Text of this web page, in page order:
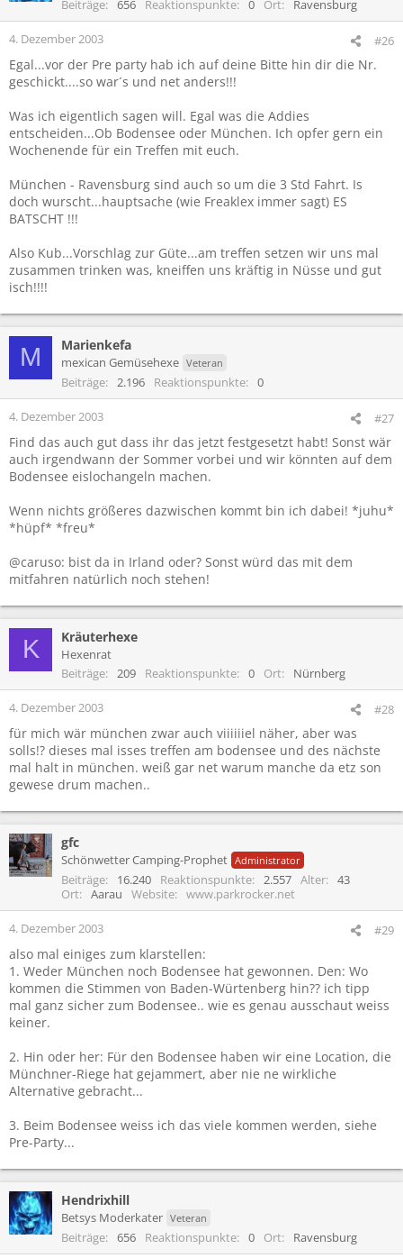
Beiträge 656 Reaktionspunkte 0 Ort Ravensburg
4. Dezember 2003 #26
Egal...vor der Pre party hab ich auf deine Bitte hin dir die Nr.
geschickt....so war´s und net anders!!!
Was ich eigentlich sagen will. Egal was die Addies
entscheiden...Ob Bodensee oder München. Ich opfer gern ein
Wochenende für ein Treffen mit euch.
München - Ravensburg sind auch so um die 3 Std Fahrt. Is
doch wurscht...hauptsache (wie Freaklex immer sagt) ES
BATSCHT !!!
Also Kub...Vorschlag zur Güte...am treffen setzen wir uns mal
zusammen trinken was, kneiffen uns kräftig in Nüsse und gut
isch!!!!
M Marienkefa
mexican Gemüsehexe Veteran
Beiträge 2.196 Reaktionspunkte 0
4. Dezember 2003 #27
Find das auch gut dass ihr das jetzt festgesetzt habt! Sonst wär
auch irgendwann der Sommer vorbei und wir könnten auf dem
Bodensee eislochangeln machen.
Wenn nichts größeres dazwischen kommt bin ich dabei! *juhu*
*hüpf* *freu*
@caruso: bist da in Irland oder? Sonst würd das mit dem
mitfahren natürlich noch stehen!
K Kräuterhexe
Hexenrat
Beiträge
209 Reaktionspunkte 0 Ort Nürnberg
4. Dezember 2003 #28
für mich wär münchen zwar auch viiiiiiel näher, aber was
solls!? dieses mal isses treffen am bodensee und des nächste
mal halt in münchen. weiß gar net warum manche da etz son
gewese drum machen..
gfc
Schönwetter Camping-Prophet Administrator
Beiträge 16.240 Reaktionspunkte 2.557 Alter
43
Ort
Aarau Website www.parkrocker.net
4. Dezember 2003 #29
also mal einiges zum klarstellen:
1. Weder München noch Bodensee hat gewonnen. Den: Wo
kommen die Stimmen von Baden-Würtenberg hin?? ich tipp
mal ganz sicher zum Bodensee.. wie es genau ausschaut weiss
keiner.
2. Hin oder her: Für den Bodensee haben wir eine Location, die
Münchner-Riege hat gejammert, aber nie ne wirkliche
Alternative gebracht...
3. Beim Bodensee weiss ich das viele kommen werden, siehe
Pre-Party...
Hendrixhill
Betsys Moderkater Veteran
Beiträge 656 Reaktionspunkte 0 Ort Ravensburg